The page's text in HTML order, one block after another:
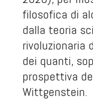
filosofica di
dalla teoria
rivoluzionaria
dei quanti,
prospettiva
Wittgenstein.